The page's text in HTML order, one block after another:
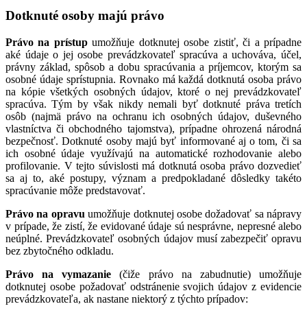
Dotknuté osoby majú právo
Právo na prístupumožňuje dotknutej osobe zistiť, či a prípadne
aké údaje o jej osobe prevádzkovateľ spracúva a uchováva, účel,
právny základ, spôsob a dobu spracúvania a príjemcov, ktorým sa
osobné údaje sprístupnia. Rovnako má každá dotknutá osoba právo
na kópie všetkých osobných údajov, ktoré o nej prevádzkovateľ
spracúva. Tým by však nikdy nemali byť dotknuté práva tretích
osôb (najmä právo na ochranu ich osobných údajov, duševného
vlastníctva či obchodného tajomstva), prípadne ohrozená národná
bezpečnosť. Dotknuté osoby majú byť informované aj o tom, či sa
ich osobné údaje využívajú na automatické rozhodovanie alebo
profilovanie. V tejto súvislosti má dotknutá osoba právo dozvedieť
sa aj to, aké postupy, význam a predpokladané dôsledky takéto
spracúvanie môže predstavovať.
Právo na opravu umožňuje dotknutej osobe dožadovať sa nápravy
v prípade, že zistí, že evidované údaje sú nesprávne, nepresné alebo
neúplné. Prevádzkovateľ osobných údajov musí zabezpečiť opravu
bez zbytočného odkladu.
Právo na vymazanie (čiže právo na zabudnutie) umožňuje
dotknutej osobe požadovať odstránenie svojich údajov z evidencie
prevádzkovateľa, ak nastane niektorý z týchto prípadov: